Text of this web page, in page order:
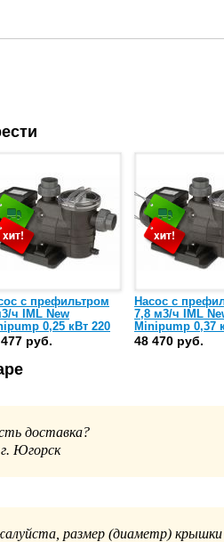
с префильтром
ч IML New
0,25 кВт 220
руб.
Насос с
7,8 м3/ч IML
Minipump 0,37
В
48 470 руб.
доставка?
Югорск
размер (диаметр) крышки